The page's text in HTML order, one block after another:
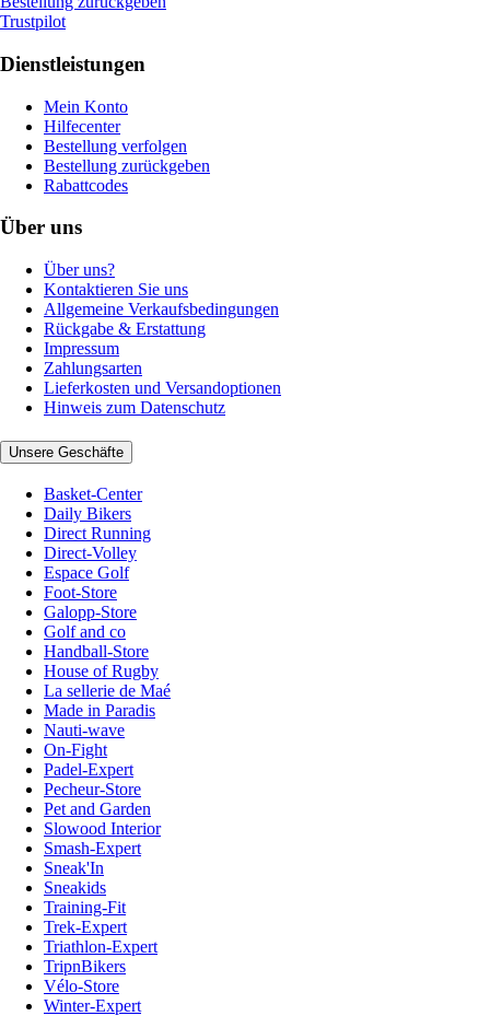
Trustpilot
Dienstleistungen
Mein Konto
Hilfecenter
Bestellung verfolgen
Bestellung zurückgeben
Rabattcodes
Über uns
Über uns?
Kontaktieren Sie uns
Allgemeine Verkaufsbedingungen
Rückgabe & Erstattung
Impressum
Zahlungsarten
Lieferkosten und Versandoptionen
Hinweis zum Datenschutz
Unsere Geschäfte
Basket-Center
Daily Bikers
Direct Running
Direct-Volley
Espace Golf
Foot-Store
Galopp-Store
Golf and co
Handball-Store
House of Rugby
La sellerie de Maé
Made in Paradis
Nauti-wave
On-Fight
Padel-Expert
Pecheur-Store
Pet and Garden
Slowood Interior
Smash-Expert
Sneak'In
Sneakids
Training-Fit
Trek-Expert
Triathlon-Expert
TripnBikers
Vélo-Store
Winter-Expert